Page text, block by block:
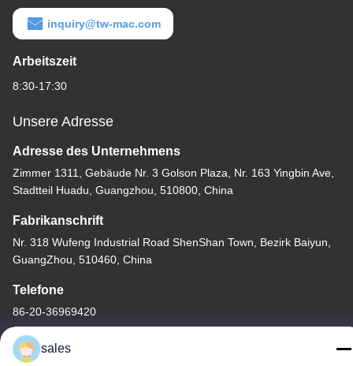
inquiry@tw-mac.com
Arbeitszeit
8:30-17:30
Unsere Adresse
Adresse des Unternehmens
Zimmer 1311, Gebäude Nr. 3 Golson Plaza, Nr. 163 Yingbin Ave,
Stadtteil Huadu, Guangzhou, 510800, China
Fabrikanschrift
Nr. 318 Wufeng Industrial Road ShenShan Town, Bezirk Baiyun,
GuangZhou, 510460, China
Telefone
86-20-36969420
sales